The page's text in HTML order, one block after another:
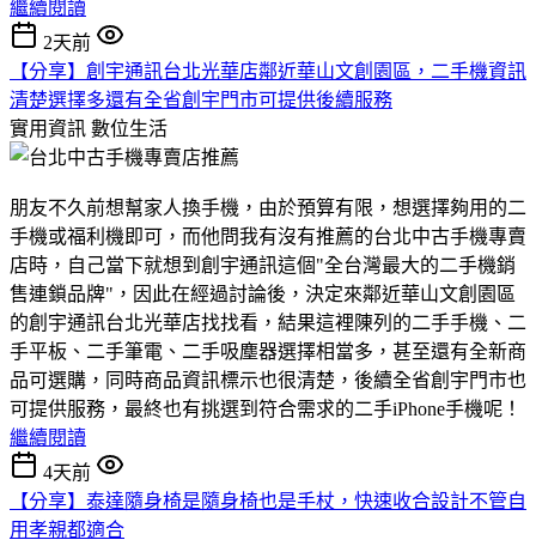
繼續閱讀
2天前
【分享】創宇通訊台北光華店鄰近華山文創園區，二手機資訊
清楚選擇多還有全省創宇門市可提供後續服務
實用資訊 數位生活
朋友不久前想幫家人換手機，由於預算有限，想選擇夠用的二
手機或福利機即可，而他問我有沒有推薦的台北中古手機專賣
店時，自己當下就想到創宇通訊這個"全台灣最大的二手機銷
售連鎖品牌"，因此在經過討論後，決定來鄰近華山文創園區
的創宇通訊台北光華店找找看，結果這裡陳列的二手手機、二
手平板、二手筆電、二手吸塵器選擇相當多，甚至還有全新商
品可選購，同時商品資訊標示也很清楚，後續全省創宇門市也
可提供服務，最終也有挑選到符合需求的二手iPhone手機呢！
繼續閱讀
4天前
【分享】泰達隨身椅是隨身椅也是手杖，快速收合設計不管自
用孝親都適合